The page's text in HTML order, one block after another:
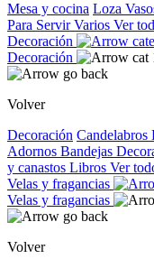
Mesa y cocina Loza
Para ServirVarios Ver
Decoración
Decoración
Volver
Decoración Candelabros
Adornos Bandejas
y canastos Libros Ver
Velas y fragancias
Velas y fragancias
Volver